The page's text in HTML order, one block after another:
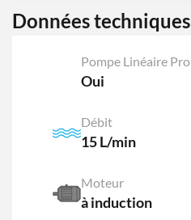
Données techniques
Pompe Linéaire Pro
Oui
Débit
15 L/min
Moteur
à induction